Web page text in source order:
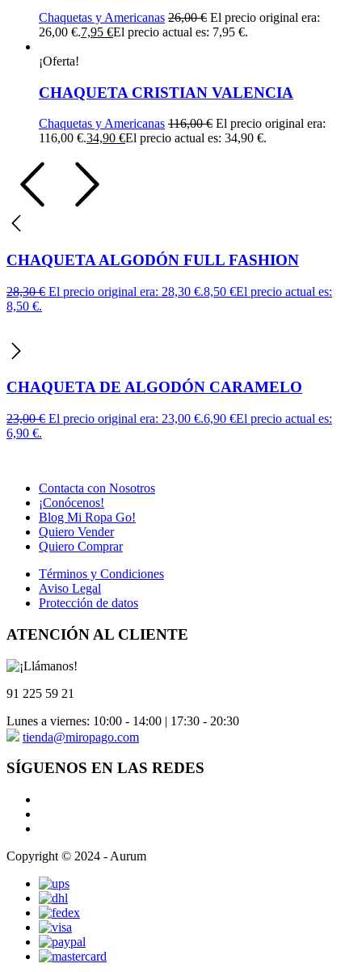
Chaquetas y Americanas 26,00€ El precio original era:
26,00 €.7,95 €El precio actual es: 7,95 €.
¡Oferta!
CHAQUETA CRISTIAN VALENCIA
Chaquetas y Americanas 116,00€ El precio original era:
116,00 €.34,90 €El precio actual es: 34,90 €.
CHAQUETA ALGODÓN FULL FASHION
28,30€ El precio original era: 28,30 €.8,50 €El precio actual es:
8,50 €.
CHAQUETA DE ALGODÓN CARAMELO
23,00€ El precio original era: 23,00 €.6,90 €El precio actual es:
6,90 €.
Contacta con Nosotros
¡Conócenos!
Blog Mi Ropa Go!
Quiero Vender
Quiero Comprar
Términos y Condiciones
Aviso Legal
Protección de datos
ATENCIÓN AL CLIENTE
91 225 59 21
Lunes a viernes: 10:00 - 14:00 | 17:30 - 20:30
tienda@miropago.com
SÍGUENOS EN LAS REDES
Copyright © 2024 - Aurum